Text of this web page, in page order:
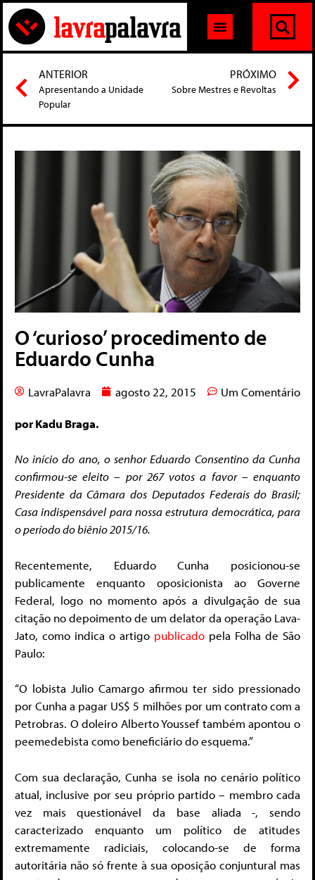
ANTERIOR
Apresentando a Unidade
Popular
PRÓXIMO
Sobre Mestres e Revoltas
O ‘curioso’ procedimento de
Eduardo Cunha
LavraPalavra agosto 22, 2015 Um Comentário
por Kadu Braga.
No início do ano, o senhor Eduardo Consentino da Cunha
confirmou-se eleito – por 267 votos a favor – enquanto
Presidente da Câmara dos Deputados Federais do Brasil;
Casa indispensável para nossa estrutura democrática, para
o período do biênio 2015/16.
Recentemente, Eduardo Cunha posicionou-se
publicamente enquanto oposicionista ao Governe
Federal, logo no momento após a divulgação de sua
citação no depoimento de um delator da operação Lava-
Jato, como indica o artigo publicado pela Folha de São
Paulo:
“O lobista Julio Camargo afirmou ter sido pressionado
por Cunha a pagar US$ 5 milhões por um contrato com a
Petrobras. O doleiro Alberto Youssef também apontou o
peemedebista como beneficiário do esquema.”
Com sua declaração, Cunha se isola no cenário político
atual, inclusive por seu próprio partido – membro cada
vez mais questionável da base aliada -, sendo
caracterizado enquanto um político de atitudes
extremamente radiciais, colocando-se de forma
autoritária não só frente à sua oposição conjuntural mas